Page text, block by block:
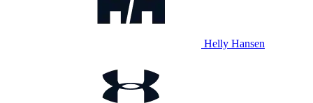
Helly Hansen